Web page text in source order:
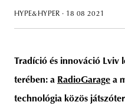
HYPE&HYPER · 18 08 2021
Tradíció és innováció Lviv
terében: a RadioGarage a
technológia közös